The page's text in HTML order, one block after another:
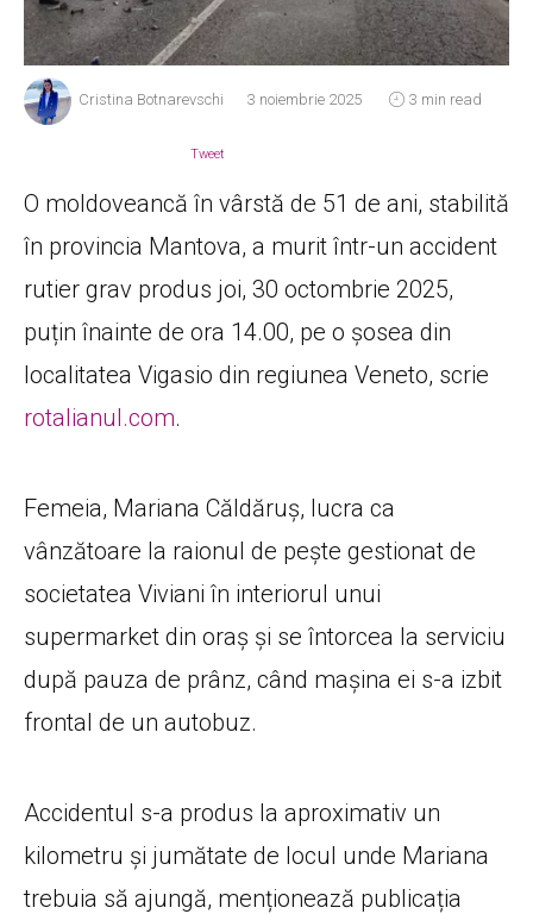
Cristina Botnarevschi 3 noiembrie 2025 3 min read
Tweet
O moldoveancă în vârstă de 51 de ani, stabilită
în provincia Mantova, a murit într-un accident
rutier grav produs joi, 30 octombrie 2025,
puțin înainte de ora 14.00, pe o șosea din
localitatea Vigasio din regiunea Veneto, scrie
rotalianul.com.
Femeia, Mariana Căldăruș, lucra ca
vânzătoare la raionul de pește gestionat de
societatea Viviani în interiorul unui
supermarket din oraș și se întorcea la serviciu
după pauza de prânz, când mașina ei s-a izbit
frontal de un autobuz.
Accidentul s-a produs la aproximativ un
kilometru și jumătate de locul unde Mariana
trebuia să ajungă, menționează publicația